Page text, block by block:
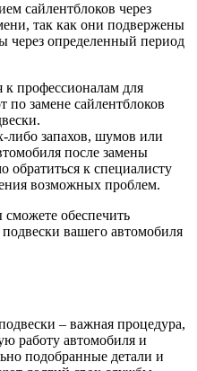
сайлентблоков через
так как они подвержены
через определенный период
к профессионалам для
по замене сайлентблоков
либо запахов, шумов или
после замены
обратиться к специалисту
возможных проблем.
обеспечить
вашего автомобиля
– важная процедура,
работу автомобиля и
подобранные детали и